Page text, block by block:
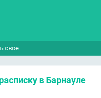
свое
в Барнауле